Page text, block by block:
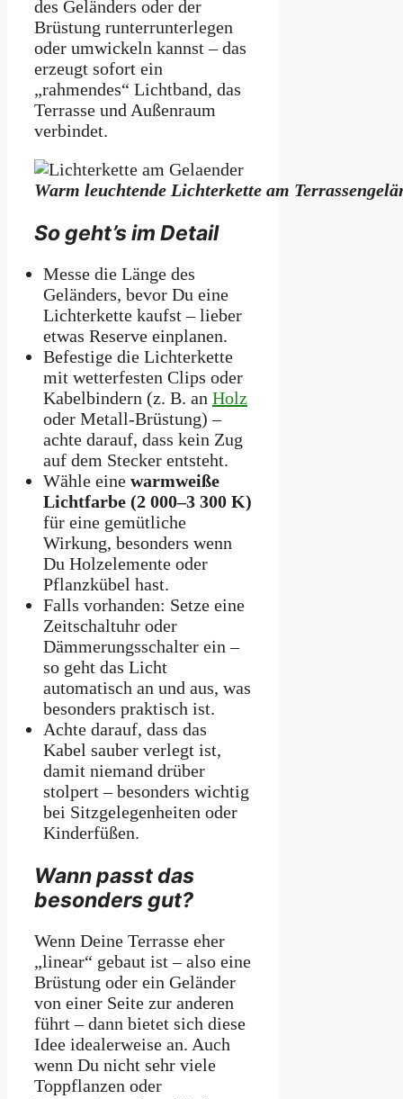
des Geländers oder der
Brüstung runterrunterlegen
oder umwickeln kannst – das
erzeugt sofort ein
„rahmendes“ Lichtband, das
Terrasse und Außenraum
verbindet.
Warm leuchtende Lichterkette am
So geht’s im Detail
Messe die Länge des
Geländers, bevor Du eine
Lichterkette kaufst – lieber
etwas Reserve einplanen.
Befestige die Lichterkette
mit wetterfesten Clips oder
Kabelbindern (z. B. an Holz
oder Metall-Brüstung) –
achte darauf, dass kein Zug
auf dem Stecker entsteht.
Wähle eine warmweiße
Lichtfarbe (2 000–3 300 K)
für eine gemütliche
Wirkung, besonders wenn
Du Holzelemente oder
Pflanzkübel hast.
Falls vorhanden: Setze eine
Zeitschaltuhr oder
Dämmerungsschalter ein –
so geht das Licht
automatisch an und aus, was
besonders praktisch ist.
Achte darauf, dass das
Kabel sauber verlegt ist,
damit niemand drüber
stolpert – besonders wichtig
bei Sitzgelegenheiten oder
Kinderfüßen.
Wann passt das
besonders gut?
Wenn Deine Terrasse eher
„linear“ gebaut ist – also eine
Brüstung oder ein Geländer
von einer Seite zur anderen
führt – dann bietet sich diese
Idee idealerweise an. Auch
wenn Du nicht sehr viele
Toppflanzen oder